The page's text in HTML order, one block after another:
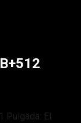
Pulgada: El